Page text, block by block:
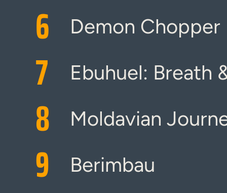
6 Demon Chopper
7 Ebuhuel: Breath
8 Moldavian
9 Berimbau